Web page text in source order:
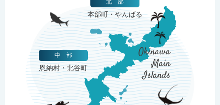
Okinawa
Main
Islands
北 部
本部町・やんばる
中 部
恩納村・北谷町